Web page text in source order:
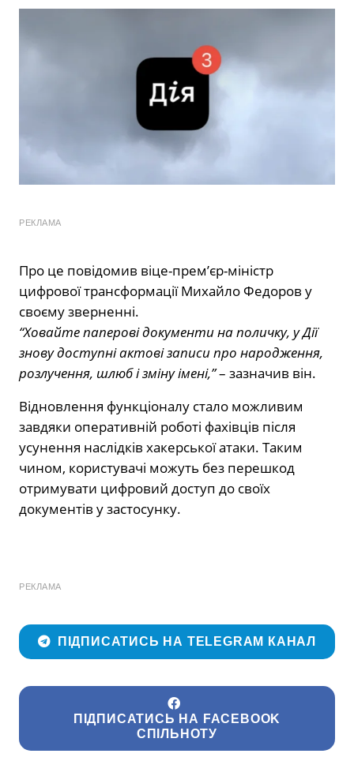
РЕКЛАМА
Про це повідомив віце-прем’єр-міністр
цифрової трансформації Михайло Федоров у
своєму зверненні.
“Ховайте паперові документи на поличку, у Дії
знову доступні актові записи про народження,
розлучення, шлюб і зміну імені,”– зазначив він.
Відновлення функціоналу стало можливим
завдяки оперативній роботі фахівців після
усунення наслідків хакерської атаки. Таким
чином, користувачі можуть без перешкод
отримувати цифровий доступ до своїх
документів у застосунку.
РЕКЛАМА
ПІДПИСАТИСЬ НА TELEGRAM КАНАЛ
ПІДПИСАТИСЬ НА FACEBOOK
СПІЛЬНОТУ